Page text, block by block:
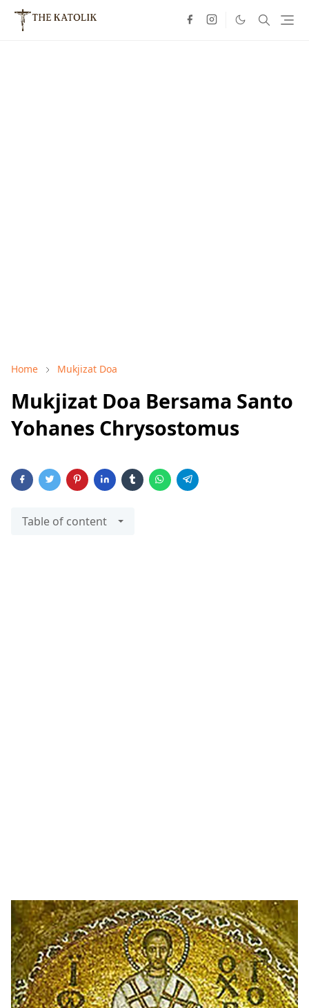
Home Mukjizat Doa
Mukjizat Doa Bersama Santo
Yohanes Chrysostomus
Table of content